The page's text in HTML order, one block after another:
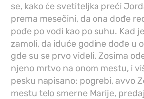
se, kako će svetiteljka preći
prema mesečini, da ona dođe
pođe po vodi kao po suhu. Kad
zamoli, da iduće godine dođe u
gde su se prvo videli. Zosima
njeno mrtvo na onom mestu, i
pesku napisano: pogrebi, avvo
mestu telo smerne Marije,